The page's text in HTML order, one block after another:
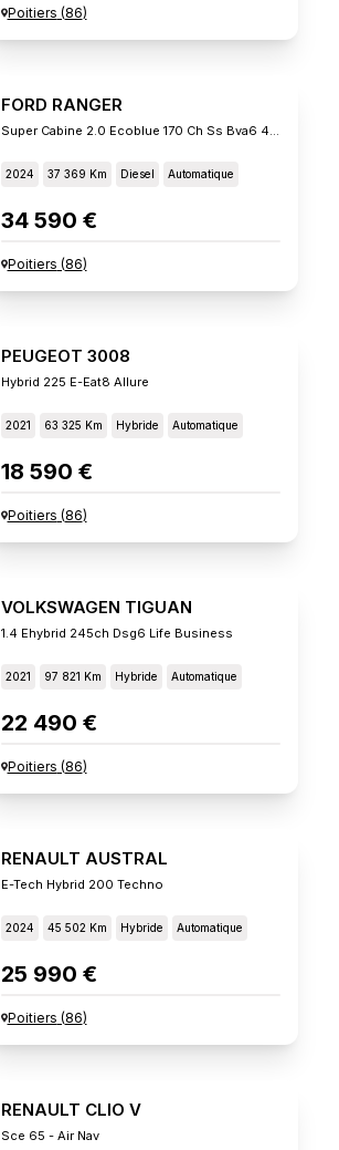
Poitiers (86)
FORD RANGER
2024 37 369 Km Diesel Automatique
34 590 €
Poitiers (86)
PEUGEOT 3008
Hybrid 225 E-Eat8 Allure
2021 63 325 Km Hybride Automatique
18 590 €
Poitiers (86)
VOLKSWAGEN TIGUAN
1.4 Ehybrid 245ch Dsg6 Life Business
2021 97 821 Km Hybride Automatique
22 490 €
Poitiers (86)
RENAULT AUSTRAL
E-Tech Hybrid 200 Techno
2024 45 502 Km Hybride Automatique
25 990 €
Poitiers (86)
RENAULT CLIO V
Sce 65 - Air Nav